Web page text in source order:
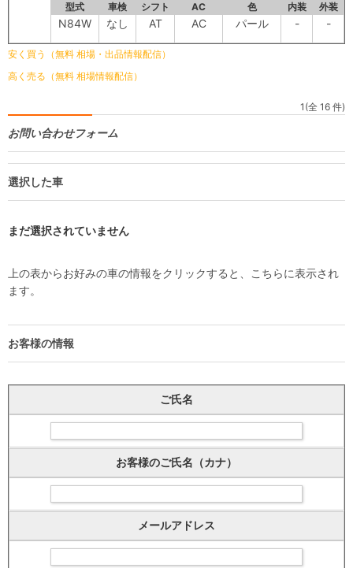
型式 車検 シフト AC 色 内装 外装
N84W なし AT AC パール - -
安く買う（無料 相場・出品情報配信）
高く売る（無料 相場情報配信）
1(全 16 件)
お問い合わせフォーム
選択した車
まだ選択されていません
上の表からお好みの車の情報をクリックすると、こちらに表示され
ます。
お客様の情報
ご氏名
お客様のご氏名（カナ）
メールアドレス